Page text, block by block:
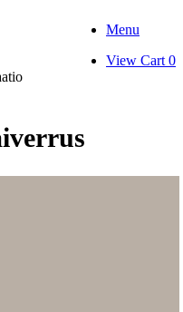
Menu
View
View Cart 0